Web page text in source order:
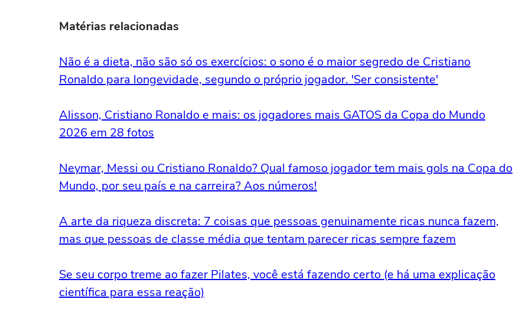
Matérias relacionadas
Não é a dieta, não são só os exercícios: o sono é o maior segredo de Cristiano
Ronaldo para longevidade, segundo o próprio jogador. 'Ser consistente'
Alisson, Cristiano Ronaldo e mais: os jogadores mais GATOS da Copa do Mundo
2026 em 28 fotos
Neymar, Messi ou Cristiano Ronaldo? Qual famoso jogador tem mais gols na Copa do
Mundo, por seu país e na carreira? Aos números!
A arte da riqueza discreta: 7 coisas que pessoas genuinamente ricas nunca fazem,
mas que pessoas de classe média que tentam parecer ricas sempre fazem
Se seu corpo treme ao fazer Pilates, você está fazendo certo (e há uma explicação
científica para essa reação)